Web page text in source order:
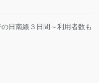
日南線３日間～利用者数も